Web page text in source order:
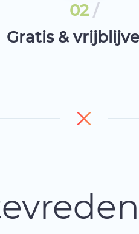
02 /
Gratis &